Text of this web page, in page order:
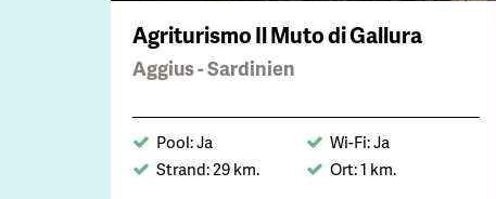
Agriturismo Il Muto di Gallura
Aggius - Sardinien
Pool: Ja
Wi-Fi: Ja
Strand: 29 km.
Ort: 1 km.